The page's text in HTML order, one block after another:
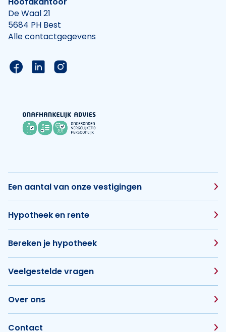
De Waal 21
5684 PH Best
Alle contactgegevens
Link naar de Facebook pagina van Hypotheek
Link naar de LinkedIn pagina van
Link naar de Instagram pagina van
Een aantal van onze vestigingen
Hypotheek en rente
Bereken je hypotheek
Veelgestelde vragen
Over ons
Contact